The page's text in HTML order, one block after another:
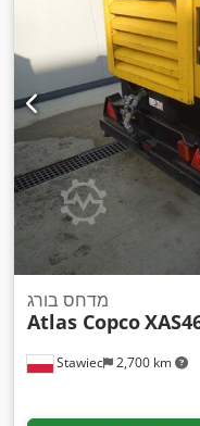
Stawiec 2,700 km
מדחס בורג
Atlas Copco